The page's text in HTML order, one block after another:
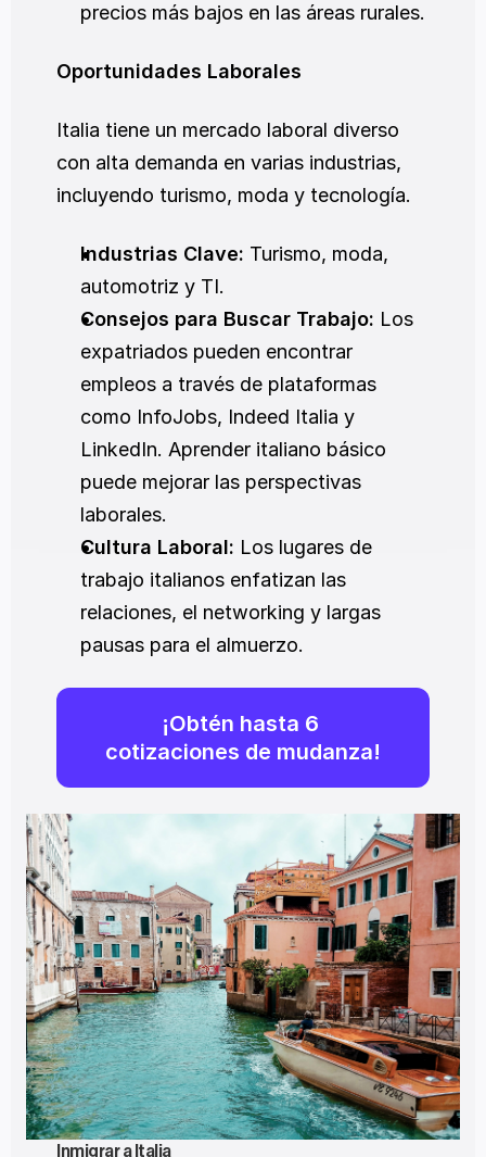
precios más bajos en las áreas rurales.
Oportunidades Laborales
Italia tiene un mercado laboral diverso
con alta demanda en varias industrias,
incluyendo turismo, moda y tecnología.
Industrias Clave: Turismo, moda,
automotriz y TI.
Consejos para Buscar Trabajo: Los
expatriados pueden encontrar
empleos a través de plataformas
como InfoJobs, Indeed Italia y
LinkedIn. Aprender italiano básico
puede mejorar las perspectivas
laborales.
Cultura Laboral: Los lugares de
trabajo italianos enfatizan las
relaciones, el networking y largas
pausas para el almuerzo.
¡Obtén hasta 6
cotizaciones de mudanza!
Inmigrar a Italia